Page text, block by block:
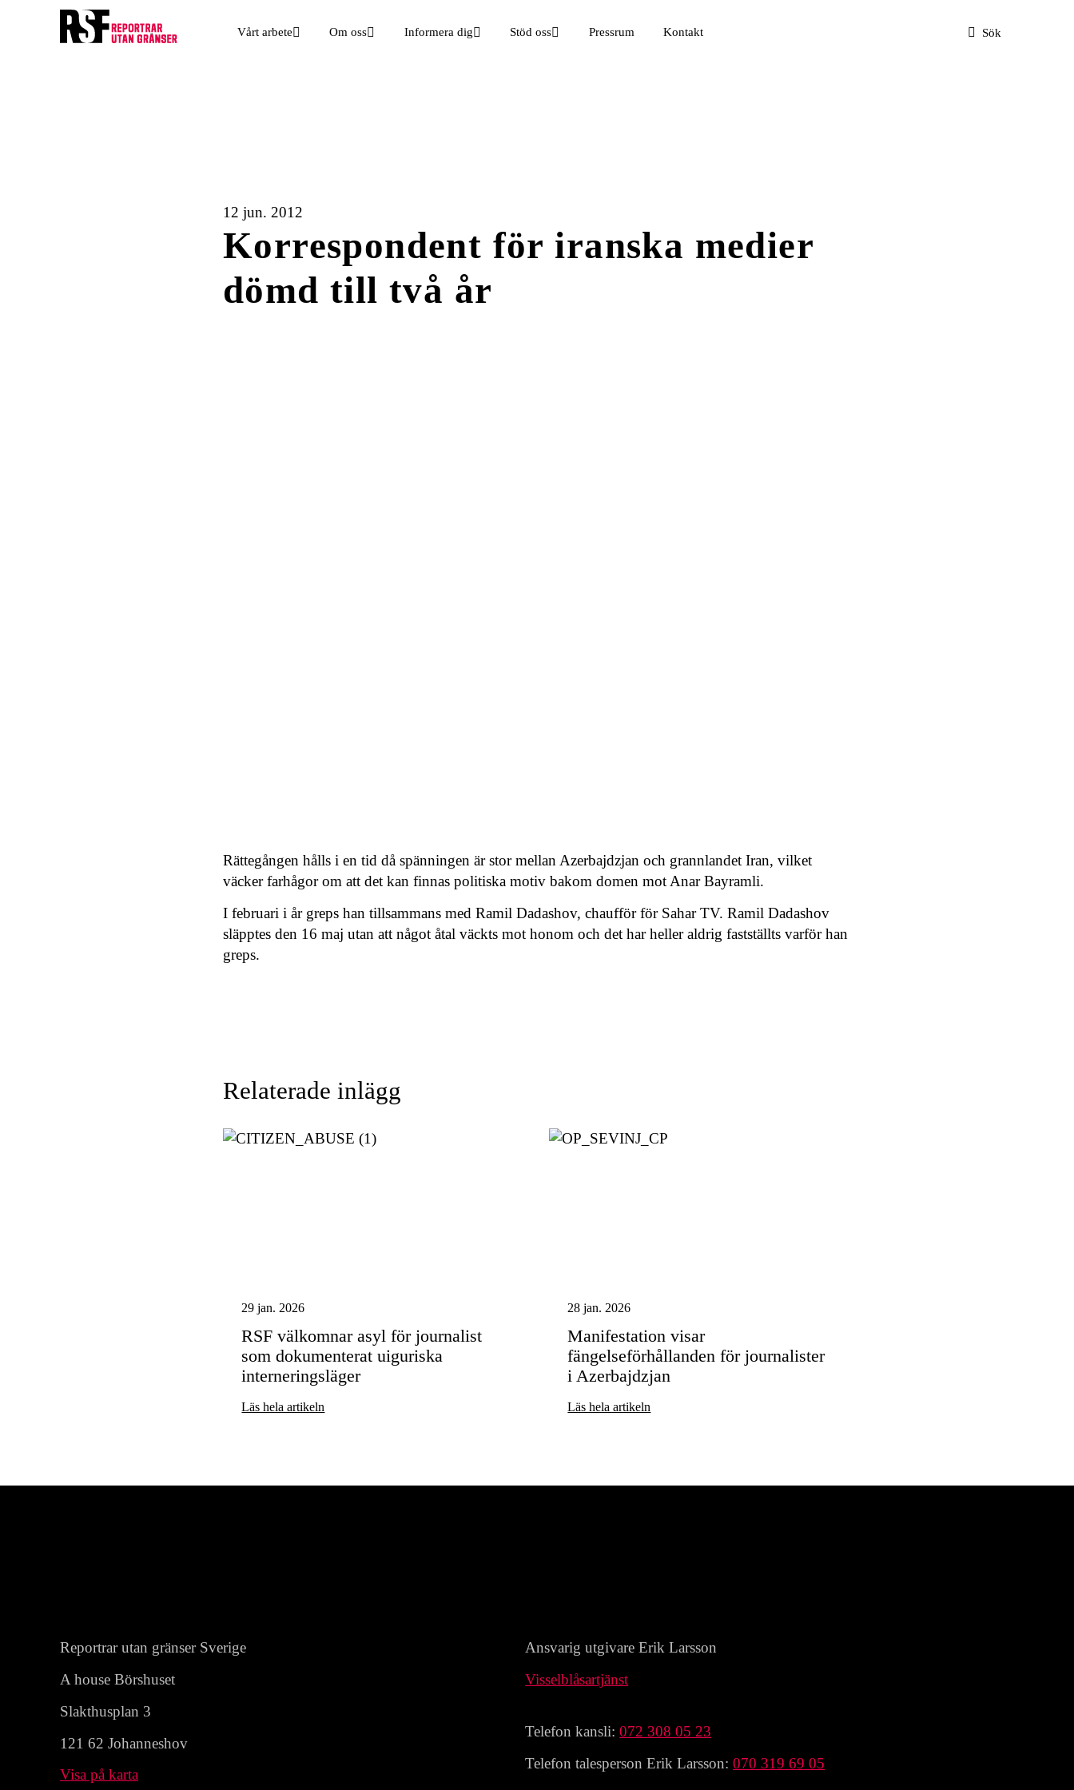
Vårt arbete Om oss Informera dig Stöd oss Pressrum Kontakt Sök
12 jun. 2012
Korrespondent för iranska medier
dömd till två år
Rättegången hålls i en tid då spänningen är stor mellan Azerbajdzjan och grannlandet Iran, vilket
väcker farhågor om att det kan finnas politiska motiv bakom domen mot Anar Bayramli.
I februari i år greps han tillsammans med Ramil Dadashov, chaufför för Sahar TV. Ramil Dadashov
släpptes den 16 maj utan att något åtal väckts mot honom och det har heller aldrig fastställts varför han
greps.
Relaterade inlägg
29 jan. 2026
RSF välkomnar asyl för journalist
som dokumenterat uiguriska
interneringsläger
Läs hela artikeln
28 jan. 2026
Manifestation visar
fängelseförhållanden för journalister
i Azerbajdzjan
Läs hela artikeln
Reportrar utan gränser Sverige
A house Börshuset
Slakthusplan 3
121 62 Johanneshov
Visa på karta
Ansvarig utgivare Erik Larsson
Visselblåsartjänst
Telefon kansli:072 308 05 23
Telefon talesperson Erik Larsson:070 319 69 05